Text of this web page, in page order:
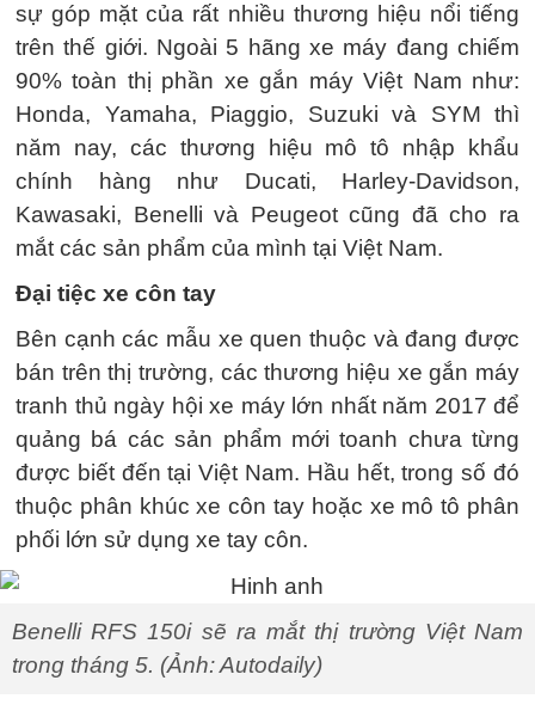
sự góp mặt của rất nhiều thương hiệu nổi tiếng
trên thế giới. Ngoài 5 hãng xe máy đang chiếm
90% toàn thị phần xe gắn máy Việt Nam như:
Honda, Yamaha, Piaggio, Suzuki và SYM thì
năm nay, các thương hiệu mô tô nhập khẩu
chính hàng như Ducati, Harley-Davidson,
Kawasaki, Benelli và Peugeot cũng đã cho ra
mắt các sản phẩm của mình tại Việt Nam.
Đại tiệc xe côn tay
Bên cạnh các mẫu xe quen thuộc và đang được
bán trên thị trường, các thương hiệu xe gắn máy
tranh thủ ngày hội xe máy lớn nhất năm 2017 để
quảng bá các sản phẩm mới toanh chưa từng
được biết đến tại Việt Nam. Hầu hết, trong số đó
thuộc phân khúc xe côn tay hoặc xe mô tô phân
phối lớn sử dụng xe tay côn.
Benelli RFS 150i sẽ ra mắt thị trường Việt Nam
trong tháng 5. (Ảnh: Autodaily)